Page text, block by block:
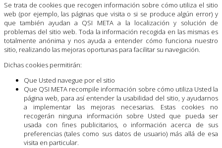
Se trata de cookies que recogen información sobre cómo utiliza el sitio
web (por ejemplo, las páginas que visita o si se produce algún error) y
que también ayudan a QSI META a la localización y solución de
problemas del sitio web. Toda la información recogida en las mismas es
totalmente anónima y nos ayuda a entender cómo funciona nuestro
sitio, realizando las mejoras oportunas para facilitar su navegación.
Dichas cookies permitirán:
Que Usted navegue por el sitio
Que QSI META recompile información sobre cómo utiliza Usted la
página web, para así entender la usabilidad del sitio, y ayudarnos
a implementar las mejoras necesarias. Estas cookies no
recogerán ninguna información sobre Usted que pueda ser
usada con fines publicitarios, o información acerca de sus
preferencias (tales como sus datos de usuario) más allá de esa
visita en particular.